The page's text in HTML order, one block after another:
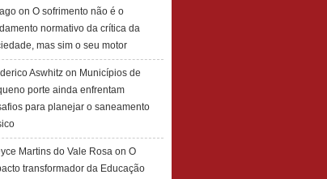
on O sofrimento não é o
normativo da crítica da
mas sim o seu motor
Aswhitz on Municípios de
porte ainda enfrentam
para planejar o saneamento
Martins do Vale Rosa on O
transformador da Educação